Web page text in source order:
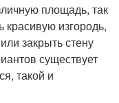
площадь, так
красивую изгородь,
закрыть стену
существует
такой и